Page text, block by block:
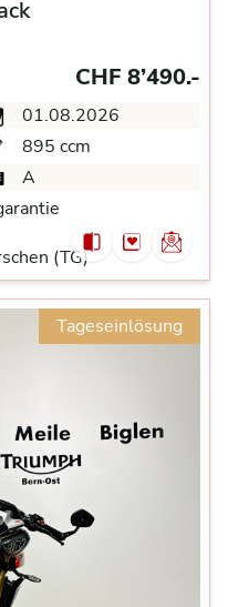
CHF 8’490.-
01.08.2026
895 ccm
A
(TG)
Tageseinlösung